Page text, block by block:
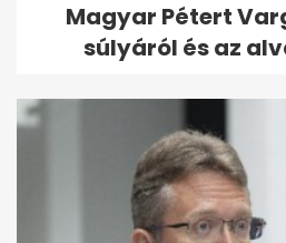
Magyar Pétert
súlyáról és az